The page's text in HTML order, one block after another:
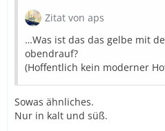
Zitat von aps
…Was ist das das gelbe mit
obendrauf?
(Hoffentlich kein moderner
Sowas ähnliches.
Nur in kalt und süß.